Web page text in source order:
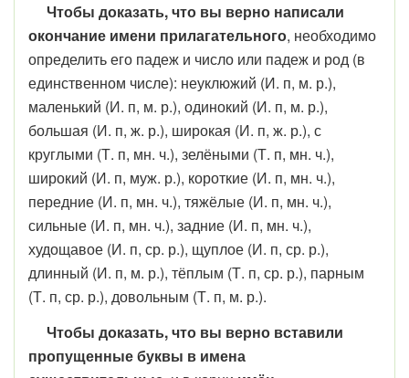
Чтобы доказать, что вы верно написали
окончание имени прилагательного, необходимо
определить его падеж и число или падеж и род (в
единственном числе): неуклюжий (И. п, м. р.),
маленький (И. п, м. р.), одинокий (И. п, м. р.),
большая (И. п, ж. р.), широкая (И. п, ж. р.), с
круглыми (Т. п, мн. ч.), зелёными (Т. п, мн. ч.),
широкий (И. п, муж. р.), короткие (И. п, мн. ч.),
передние (И. п, мн. ч.), тяжёлые (И. п, мн. ч.),
сильные (И. п, мн. ч.), задние (И. п, мн. ч.),
худощавое (И. п, ср. р.), щуплое (И. п, ср. р.),
длинный (И. п, м. р.), тёплым (Т. п, ср. р.), парным
(Т. п, ср. р.), довольным (Т. п, м. р.).
Чтобы доказать, что вы верно вставили
пропущенные буквы в имена